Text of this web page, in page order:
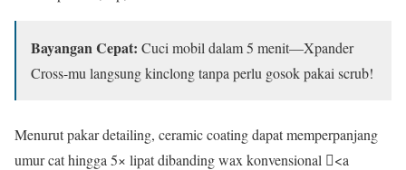
Bayangan Cepat: Cuci mobil dalam 5 menit—Xpander
Cross-mu langsung kinclong tanpa perlu gosok pakai scrub!
Menurut pakar detailing, ceramic coating dapat memperpanjang
umur cat hingga 5× lipat dibanding wax konvensional <a